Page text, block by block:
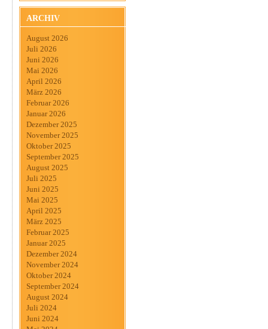
ARCHIV
August 2026
Juli 2026
Juni 2026
Mai 2026
April 2026
März 2026
Februar 2026
Januar 2026
Dezember 2025
November 2025
Oktober 2025
September 2025
August 2025
Juli 2025
Juni 2025
Mai 2025
April 2025
März 2025
Februar 2025
Januar 2025
Dezember 2024
November 2024
Oktober 2024
September 2024
August 2024
Juli 2024
Juni 2024